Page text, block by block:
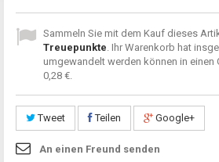
Sammeln Sie mit dem Kauf dieses
Treuepunkte . Ihr Warenkorb hat
umgewandelt werden können in einen
0,28 €
Tweet Teilen Google+
An einen Freund senden